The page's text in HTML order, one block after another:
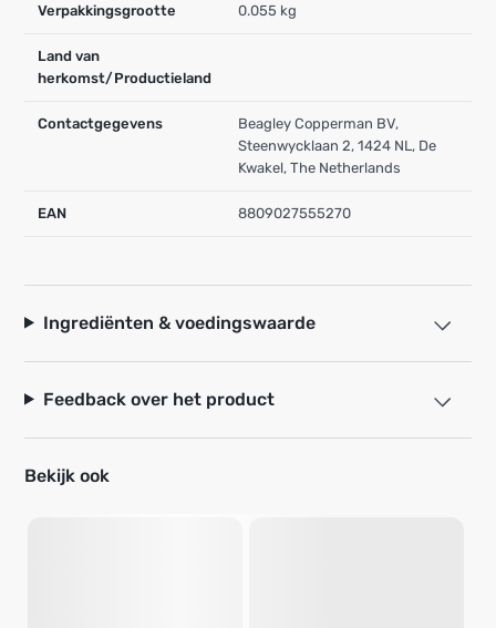
Verpakkingsgrootte 0.055 kg
Land van
herkomst/Productieland
Contactgegevens
Beagley Copperman BV,
Steenwycklaan 2, 1424 NL, De
Kwakel, The Netherlands
EAN 8809027555270
Ingrediënten & voedingswaarde
Feedback over het product
Bekijk ook